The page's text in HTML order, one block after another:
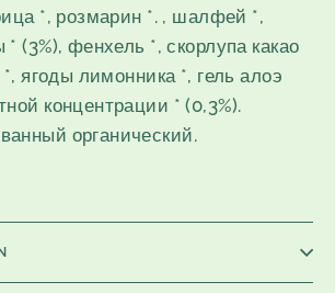
*, розмарин *. , шалфей *,
* (3%), фенхель *, скорлупа какао
*, ягоды лимонника *, гель алоэ
концентрации * (0,3%).
органический.